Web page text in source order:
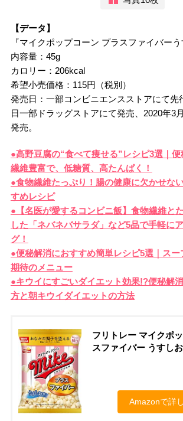
【データ】
『マイクポップコーン プラスファイバーう
内容量：45g
カロリー：206kcal
希望小売価格：115円（税別）
発売日：一部コンビニエンスストアにて先
日一部ドラッグストアにて発売、2020年3
発売。
●高野豆腐の“食べて痩せる”レシピ3選｜
繊維豊富で、低糖質、高たんぱく！
●食物繊維たっぷり！腸の健康に欠かせな
すめレシピ
●【名医が愛するコンビニ飯】食物繊維と
した「ネバネバサラダ」など5品で手軽に
グ！
●便秘解消におすすめ簡単レシピ5選｜ス
期待のメニュー
●キウイにすごいダイエット効果!?便秘解
方と朝キウイダイエットの方法
フリトレー マイクポ
スファイバー うすし
Amazonで詳